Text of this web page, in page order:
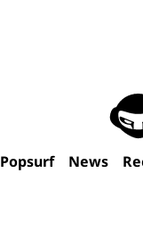
Popsurf News